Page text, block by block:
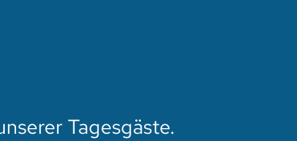
Tagesgäste.